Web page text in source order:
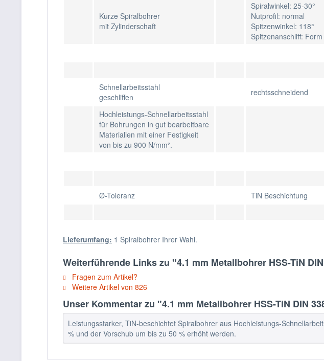
Kurze Spiralbohrer
mit Zylinderschaft
Spiralwinkel: 25-30°
Nutprofil: normal
Spitzenwinkel: 118°
Spitzenanschliff:
Schnellarbeitsstahl
geschliffen
rechtsschneidend
Hochleistungs-Schnellarbeitsstahl
für Bohrungen in gut bearbeitbare
Materialien mit einer Festigkeit
von bis zu 900 N/mm².
Ø-Toleranz TiN Beschichtung
Lieferumfang: 1 Spiralbohrer Ihrer Wahl.
Weiterführende Links zu "4.1 mm Metallbohrer HSS-TiN
Fragen zum Artikel?
Weitere Artikel von 826
Unser Kommentar zu "4.1 mm Metallbohrer HSS-TiN DIN
Leistungsstarker, TiN-beschichtet Spiralbohrer aus Hochleistungs-
% und der Vorschub um bis zu 50 % erhöht werden.